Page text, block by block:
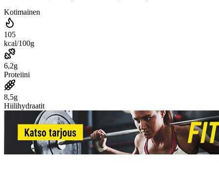
Kotimainen
105
kcal/100g
6,2g
Proteiini
8,5g
Hiilihydraatit